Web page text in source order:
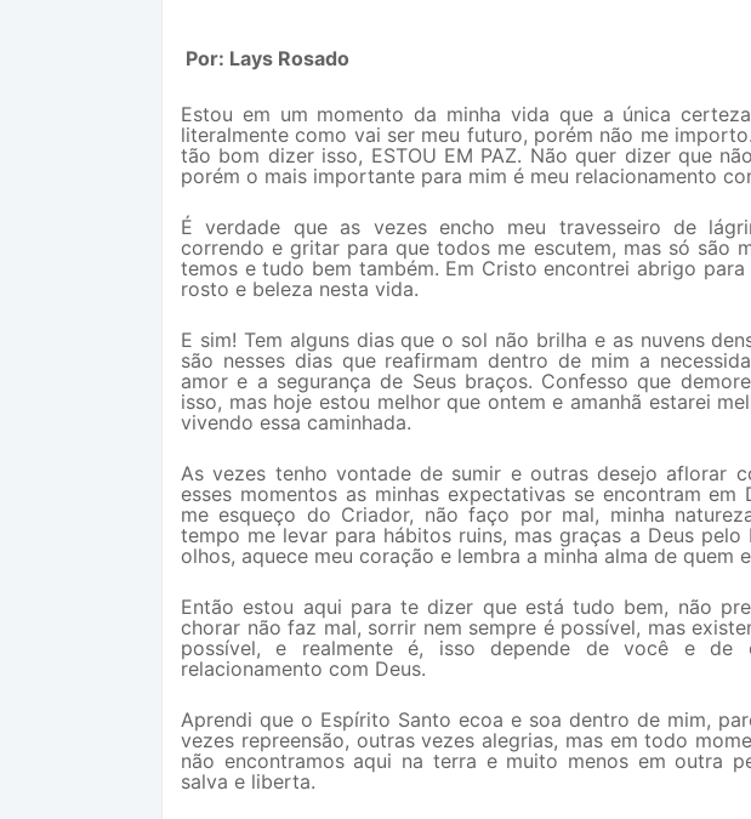
Por: Lays Rosado
Estou em um momento da minha vida que a única
literalmente como vai ser meu futuro, porém não me
tão bom dizer isso, ESTOU EM PAZ. Não quer dizer que
porém o mais importante para mim é meu relacionamento
É verdade que as vezes encho meu travesseiro de
correndo e gritar para que todos me escutem, mas só são
temos e tudo bem também. Em Cristo encontrei abrigo para
rosto e beleza nesta vida.
E sim! Tem alguns dias que o sol não brilha e as nuvens
são nesses dias que reafirmam dentro de mim a
amor e a segurança de Seus braços. Confesso que
isso, mas hoje estou melhor que ontem e amanhã estarei
vivendo essa caminhada.
As vezes tenho vontade de sumir e outras desejo aflorar
esses momentos as minhas expectativas se encontram em
me esqueço do Criador, não faço por mal, minha
tempo me levar para hábitos ruins, mas graças a Deus
olhos, aquece meu coração e lembra a minha alma de quem
Então estou aqui para te dizer que está tudo bem, não
chorar não faz mal, sorrir nem sempre é possível, mas
possível, e realmente é, isso depende de você e de
relacionamento com Deus.
Aprendi que o Espírito Santo ecoa e soa dentro de mim,
vezes repreensão, outras vezes alegrias, mas em todo
não encontramos aqui na terra e muito menos em outra
salva e liberta.